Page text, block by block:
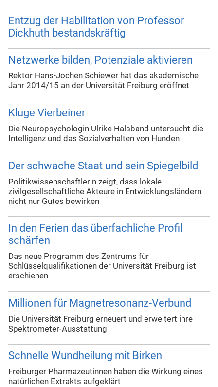
Entzug der Habilitation von Professor
Dickhuth bestandskräftig
Netzwerke bilden, Potenziale aktivieren
Rektor Hans-Jochen Schiewer hat das akademische
Jahr 2014/15 an der Universität Freiburg eröffnet
Kluge Vierbeiner
Die Neuropsychologin Ulrike Halsband untersucht die
Intelligenz und das Sozialverhalten von Hunden
Der schwache Staat und sein Spiegelbild
Politikwissenschaftlerin zeigt, dass lokale
zivilgesellschaftliche Akteure in Entwicklungsländern
nicht nur Gutes bewirken
In den Ferien das überfachliche Profil
schärfen
Das neue Programm des Zentrums für
Schlüsselqualifikationen der Universität Freiburg ist
erschienen
Millionen für Magnetresonanz-Verbund
Die Universität Freiburg erneuert und erweitert ihre
Spektrometer-Ausstattung
Schnelle Wundheilung mit Birken
Freiburger Pharmazeutinnen haben die Wirkung eines
natürlichen Extrakts aufgeklärt